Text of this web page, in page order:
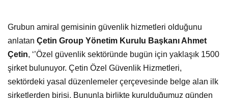
Grubun amiral gemisinin güvenlik hizmetleri olduğunu
anlatanÇetin Group Yönetim Kurulu Başkanı Ahmet
Çetin, ‘’Özel güvenlik sektöründe bugün için yaklaşık 1500
şirket bulunuyor. Çetin Özel Güvenlik Hizmetleri,
sektördeki yasal düzenlemeler çerçevesinde belge alan ilk
şirketlerden birisi. Bununla birlikte kurulduğumuz günden